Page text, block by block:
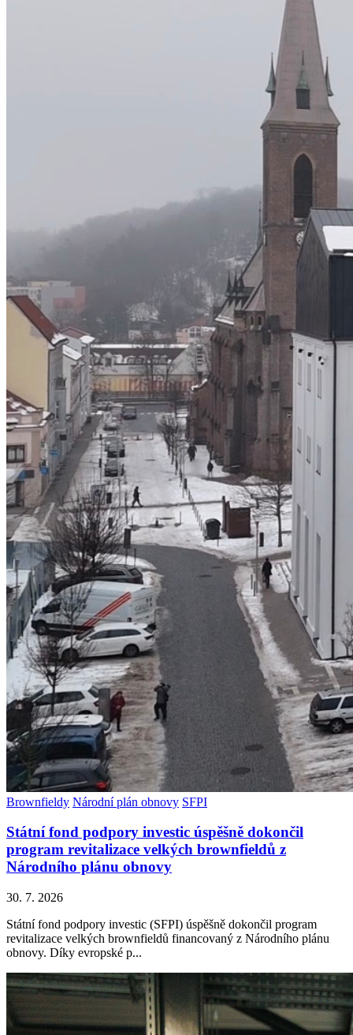
Brownfieldy Národní plán obnovy SFPI
Státní fond podpory investic úspěšně dokončil
program revitalizace velkých brownfieldů z
Národního plánu obnovy
30. 7. 2026
Státní fond podpory investic (SFPI) úspěšně dokončil program
revitalizace velkých brownfieldů financovaný z Národního plánu
obnovy. Díky evropské p...